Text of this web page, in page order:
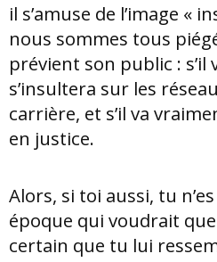
il s’amuse de l’image «
nous sommes tous
prévient son public :
s’insultera sur les
carrière, et s’il va
en justice.
Alors, si toi aussi, tu
époque qui voudrait
certain que tu lui